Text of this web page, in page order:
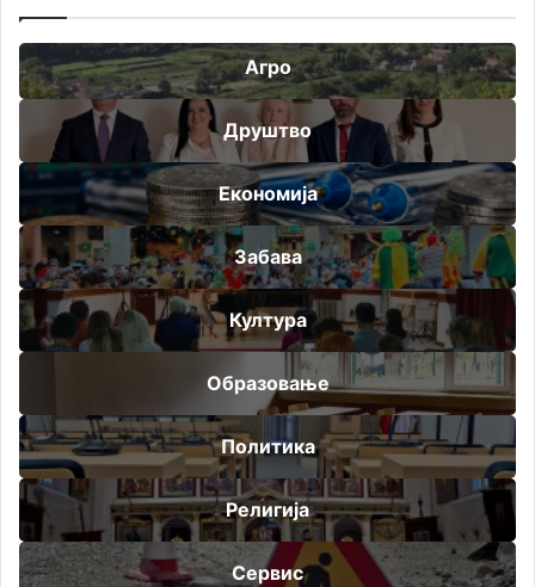
Агро
Друштво
Економија
Забава
Култура
Образовање
Политика
Религија
Сервис